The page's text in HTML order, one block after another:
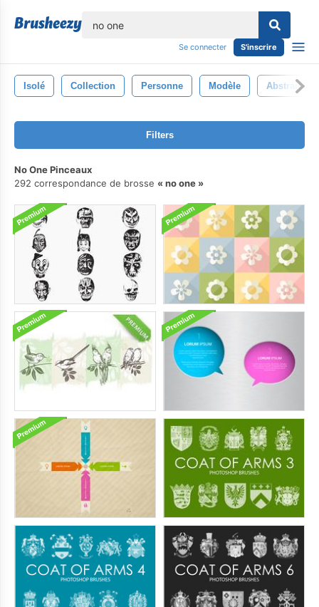
Se connecter S'inscrire
Isolé Collection Personne Modèle Abstrait
Filters
No One Pinceaux
292 correspondance de brosse
no one